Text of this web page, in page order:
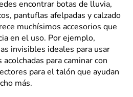
encontrar botas de lluvia,
pantuflas afelpadas y calzado
muchísimos accesorios que
en el uso. Por ejemplo,
invisibles ideales para usar
para caminar con
para el talón que ayudan
más.